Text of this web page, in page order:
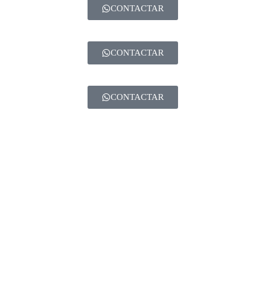
CONTACTAR
CONTACTAR
CONTACTAR